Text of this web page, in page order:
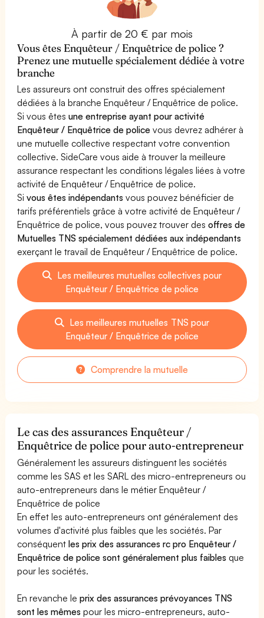
À partir de 20 € par mois
Vous êtes Enquêteur / Enquêtrice de police ?
Prenez une mutuelle spécialement dédiée à votre
branche
Les assureurs ont construit des offres spécialement
dédiées à la branche Enquêteur / Enquêtrice de police.
Si vous êtesune entreprise ayant pour activité
Enquêteur / Enquêtrice de police vous devrez adhérer à
une mutuelle collective respectant votre convention
collective. SideCare vous aide à trouver la meilleure
assurance respectant les conditions légales liées à votre
activité de Enquêteur / Enquêtrice de police.
Sivous êtes indépendants vous pouvez bénéficier de
tarifs préférentiels grâce à votre activité de Enquêteur /
Enquêtrice de police, vous pouvez trouver desoffres de
Mutuelles TNS spécialement dédiées aux indépendants
exerçant le travail de Enquêteur / Enquêtrice de police.
Les meilleures mutuelles collectives pour
Enquêteur / Enquêtrice de police
Les meilleures mutuelles TNS pour
Enquêteur / Enquêtrice de police
Comprendre la mutuelle
Le cas des assurances Enquêteur /
Enquêtrice de police pour auto-entrepreneur
Généralement les assureurs distinguent les sociétés
comme les SAS et les SARL des micro-entrepreneurs ou
auto-entrepreneurs dans le métier Enquêteur /
Enquêtrice de police
En effet les auto-entrepreneurs ont généralement des
volumes d'activité plus faibles que les sociétés. Par
conséquentles prix des assurances rc pro Enquêteur /
Enquêtrice de police sont généralement plus faibles que
pour les sociétés.
En revanche leprix des assurances prévoyances TNS
sont les mêmes pour les micro-entrepreneurs, auto-